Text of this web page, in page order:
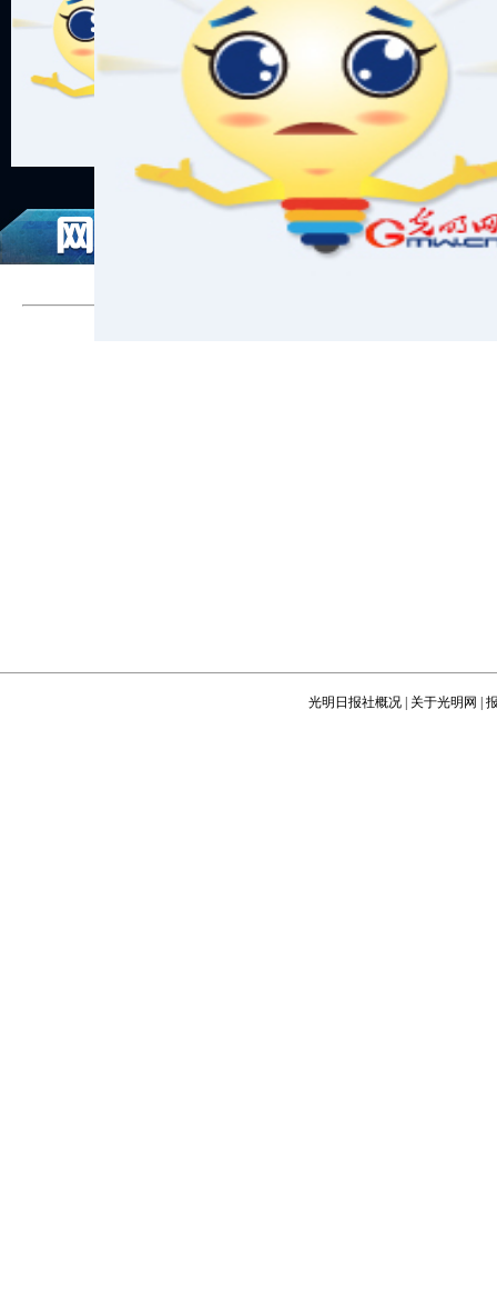
嫦娥奔月
光明日报社概况 关于光明网